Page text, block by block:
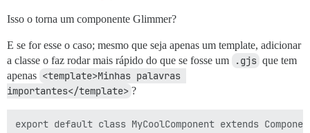
Isso o torna um componente Glimmer?
E se for esse o caso; mesmo que seja apenas um template, adicionar
a classe o faz rodar mais rápido do que se fosse um
.gjs que tem
apenas <template>Minhas palavras
importantes</template> ?